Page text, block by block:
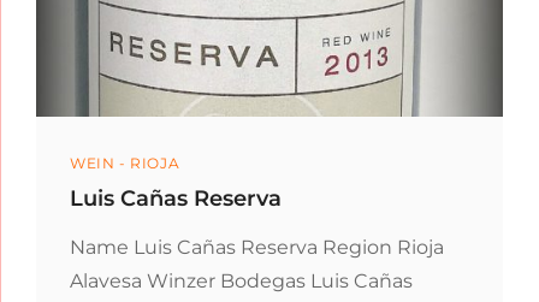
Categories
WEIN - RIOJA
Luis Cañas Reserva
Name Luis Cañas Reserva Region Rioja
Alavesa Winzer Bodegas Luis Cañas